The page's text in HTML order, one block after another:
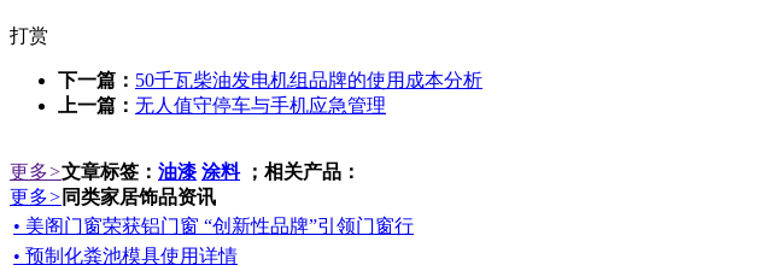
打赏
下一篇： 50千瓦柴油发电机组品牌的使用成本分析
上一篇： 无人值守停车与手机应急管理
更多>文章标签： 油漆 涂料；相关产品：
更多> 同类家居饰品资讯
• 美阁门窗荣获铝门窗 “创新性品牌”引领门窗行
• 预制化粪池模具使用详情